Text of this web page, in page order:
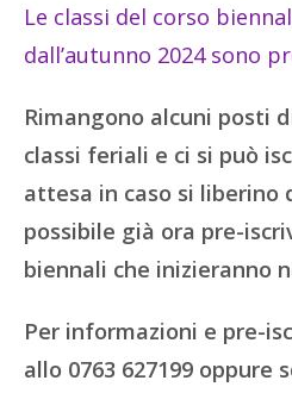
Le classi del corso
dall’autunno 2024 sono
Rimangono alcuni posti
classi feriali e ci si può
attesa in caso si liberino
possibile già ora pre-
biennali che inizieranno
Per informazioni e pre-
allo 0763 627199 oppure